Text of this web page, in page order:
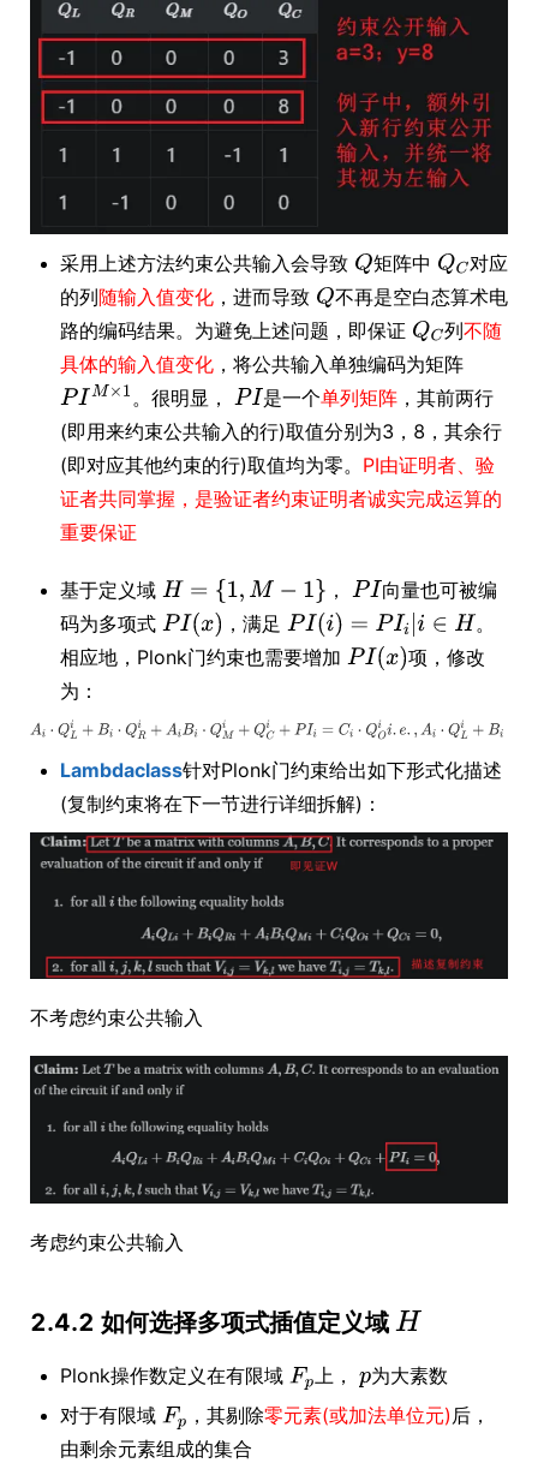
采用上述方法约束公共输入会导致 矩阵中
对应
的列随输入值变化 ，进而导致
不再是空白态算术电
路的编码结果。为避免上述问题，即保证
列不随
具体的输入值变化 ，将公共输入单独编码为矩阵
。很明显，
是一个单列矩阵 ，其前两行
(即用来约束公共输入的行)取值分别为3，8，其余行
(即对应其他约束的行)取值均为零。 PI由证明者、验
证者共同掌握，是验证者约束证明者诚实完成运算的
重要保证
基于定义域 ，
向量也可被编
码为多项式
，满足
。
相应地，Plonk门约束也需要增加
项，修改
为：
Lambdaclass针对Plonk门约束给出如下形式化描述
(复制约束将在下一节进行详细拆解)：
不考虑约束公共输入
考虑约束公共输入
2.4.2 如何选择多项式插值定义域
Plonk操作数定义在有限域 上，
为大素数
对于有限域
，其剔除零元素(或加法单位元) 后，
由剩余元素组成的集合